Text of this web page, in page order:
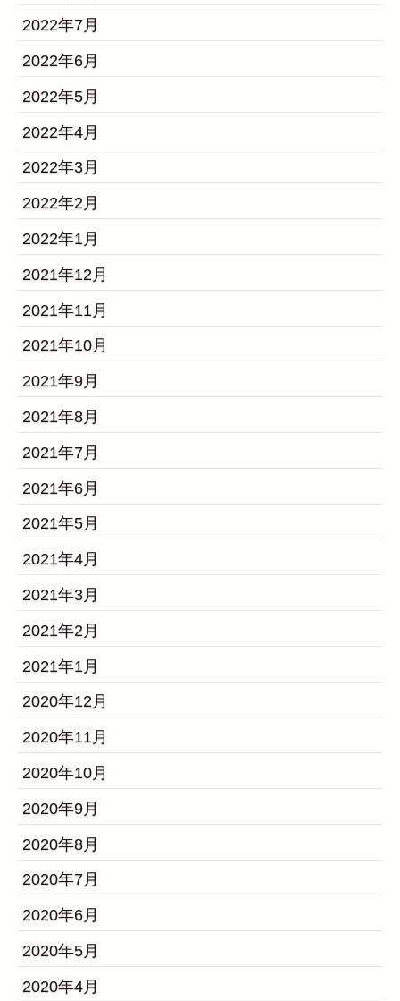
2022年7月
2022年6月
2022年5月
2022年4月
2022年3月
2022年2月
2022年1月
2021年12月
2021年11月
2021年10月
2021年9月
2021年8月
2021年7月
2021年6月
2021年5月
2021年4月
2021年3月
2021年2月
2021年1月
2020年12月
2020年11月
2020年10月
2020年9月
2020年8月
2020年7月
2020年6月
2020年5月
2020年4月